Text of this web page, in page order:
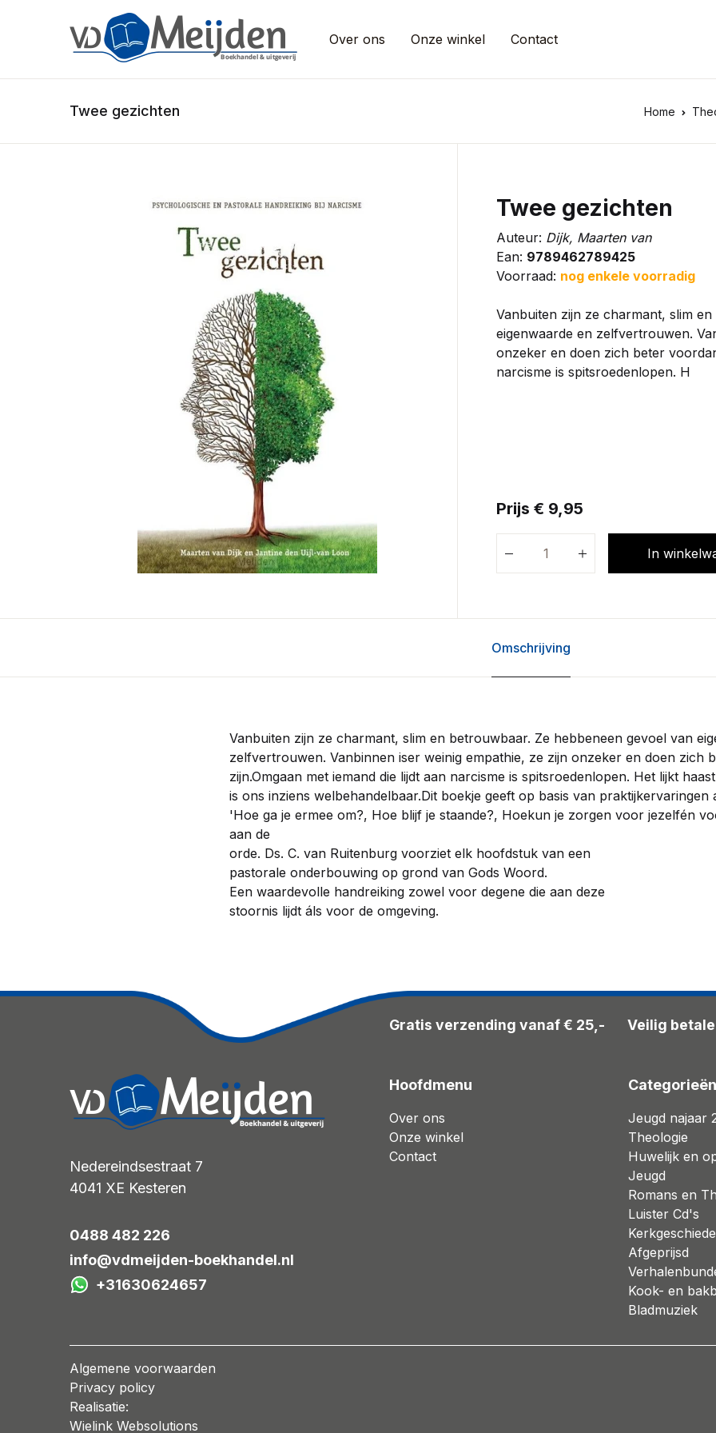
Over ons Onze winkel Contact
Twee gezichten Home
Twee gezichten
Auteur: Dijk, Maarten van
Ean: 9789462789425
Voorraad: nog enkele voorradig
Vanbuiten zijn ze charmant, slim
eigenwaarde en zelfvertrouwen.
onzeker en doen zich beter
narcisme is spitsroedenlopen. H
Prijs € 9,95
In
Omschrijving
Vanbuiten zijn ze charmant, slim en betrouwbaar. Ze hebbeneen gevoel van
zelfvertrouwen. Vanbinnen iser weinig empathie, ze zijn onzeker en doen zich
zijn.Omgaan met iemand die lijdt aan narcisme is spitsroedenlopen. Het lijkt
is ons inziens welbehandelbaar.Dit boekje geeft op basis van praktijkervaringen
'Hoe ga je ermee om?, Hoe blijf je staande?, Hoekun je zorgen voor jezelfén
aan de
orde. Ds. C. van Ruitenburg voorziet elk hoofdstuk van een
pastorale onderbouwing op grond van Gods Woord.
Een waardevolle handreiking zowel voor degene die aan deze
stoornis lijdt áls voor de omgeving.
Gratis verzending vanaf € 25,- Veilig
Nedereindsestraat 7
4041 XE Kesteren
0488 482 226
info@vdmeijden-boekhandel.nl
+31630624657
Hoofdmenu
Over ons
Onze winkel
Contact
Categorieën
Jeugd najaar
Theologie
Huwelijk en
Jeugd
Romans en
Luister Cd's
Afgeprijsd
Kook- en
Bladmuziek
Algemene voorwaarden
Privacy policy
Realisatie:
Wielink Websolutions